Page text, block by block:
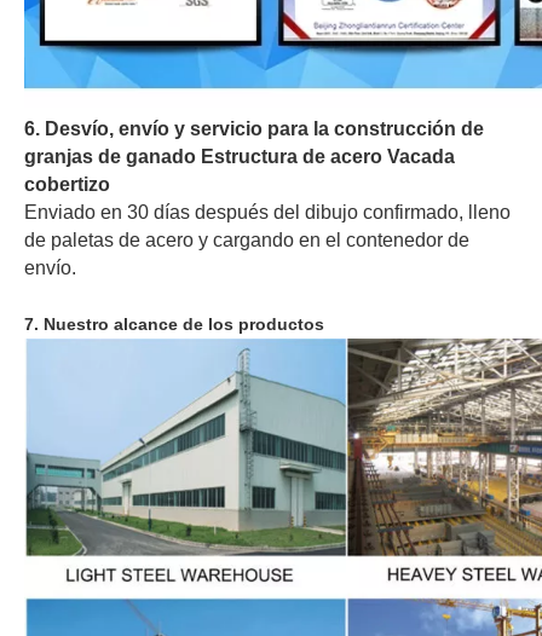
6. Desvío, envío y servicio para la construcción de
granjas de ganado Estructura de acero Vacada
cobertizo
Enviado en 30 días después del dibujo confirmado, lleno
de paletas de acero y cargando en el contenedor de
envío.
7. Nuestro alcance de los productos